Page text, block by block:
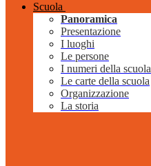
Scuola
Panoramica
Presentazione
I luoghi
Le persone
I numeri della scuola
Le carte della scuola
Organizzazione
La storia